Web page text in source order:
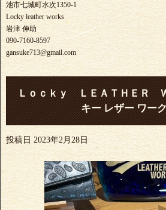
池市七城町水次1350-1
Locky leather works
岩津 伸助
090-7160-8597
gansuke713@gmail.com
Ｌｏｃｋｙ ＬＥＡＴＨＥＲ
キー レザー ワー
投稿日 2023年2月28日